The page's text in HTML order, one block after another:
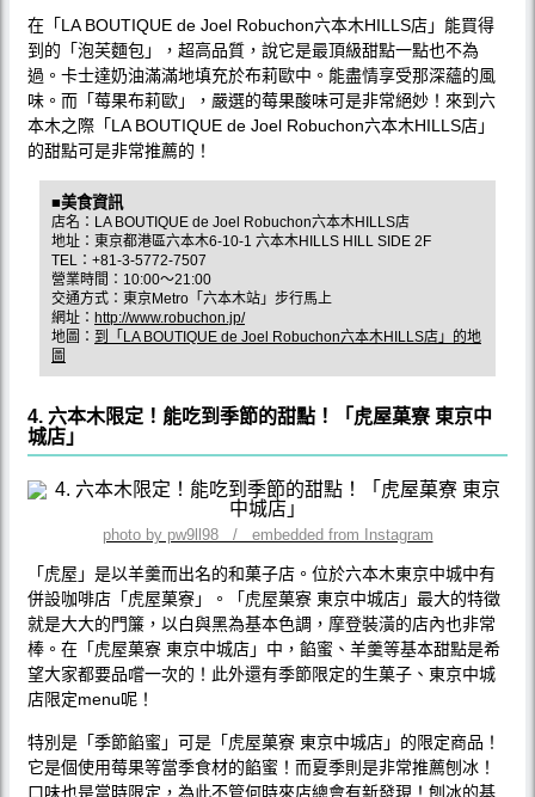
在「LA BOUTIQUE de Joel Robuchon六本木HILLS店」能買得
到的「泡芙麵包」，超高品質，說它是最頂級甜點一點也不為
過。卡士達奶油滿滿地填充於布莉歐中。能盡情享受那深蘊的風
味。而「莓果布莉歐」，嚴選的莓果酸味可是非常絕妙！來到六
本木之際「LA BOUTIQUE de Joel Robuchon六本木HILLS店」
的甜點可是非常推薦的！
■美食資訊
店名：LA BOUTIQUE de Joel Robuchon六本木HILLS店
地址：東京都港區六本木6-10-1 六本木HILLS HILL SIDE 2F
TEL：+81-3-5772-7507
營業時間：10:00〜21:00
交通方式：東京Metro「六本木站」步行馬上
網址： http://www.robuchon.jp/
地圖： 到「LA BOUTIQUE de Joel Robuchon六本木HILLS店」的地
圖
4. 六本木限定！能吃到季節的甜點！「虎屋菓寮 東京中
城店」
photo by pw9ll98 / embedded from Instagram
「虎屋」是以羊羹而出名的和菓子店。位於六本木東京中城中有
併設咖啡店「虎屋菓寮」。「虎屋菓寮 東京中城店」最大的特徵
就是大大的門簾，以白與黑為基本色調，摩登裝潢的店內也非常
棒。在「虎屋菓寮 東京中城店」中，餡蜜、羊羹等基本甜點是希
望大家都要品嚐一次的！此外還有季節限定的生菓子、東京中城
店限定menu呢！
特別是「季節餡蜜」可是「虎屋菓寮 東京中城店」的限定商品！
它是個使用莓果等當季食材的餡蜜！而夏季則是非常推薦刨冰！
口味也是當時限定，為此不管何時來店總會有新發現！刨冰的基